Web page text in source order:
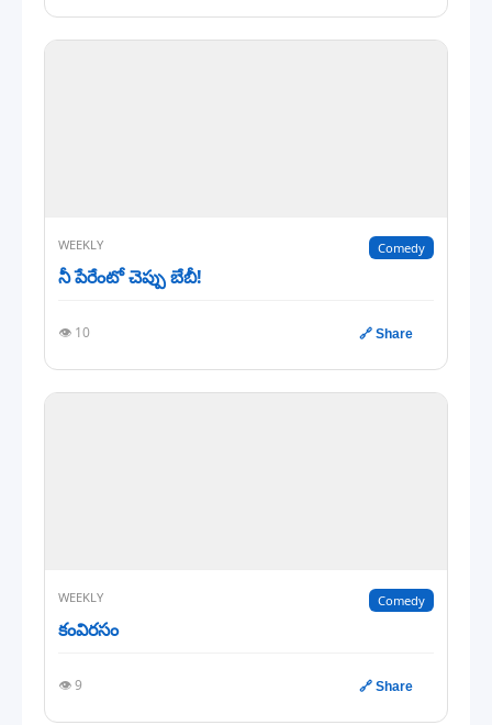
WEEKLY Comedy
నీ పేరేంటో చెప్పు బేబీ!
👁️ 10 🔗 Share
WEEKLY Comedy
కంవిరసం
👁️ 9 🔗 Share